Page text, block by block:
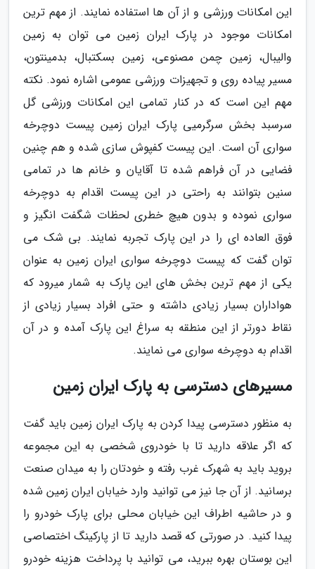
این امکانات ورزشی و از آن ها استفاده نمایند. از مهم ترین
امکانات موجود در پارک ایران زمین می توان به زمین
والیبال، زمین چمن مصنوعی، زمین بسکتبال، بدمینتون،
مسیر پیاده روی و تجهیزات ورزشی عمومی اشاره نمود. نکته
مهم این است که در کنار تمامی این امکانات ورزشی گل
سرسبد بخش سرگرمیی پارک ایران زمین پیست دوچرخه
سواری آن است. این پیست کفپوش سازی شده و هم چنین
فضایی در آن فراهم شده تا آقایان و خانم ها در تمامی
سنین بتوانند به راحتی در این پیست اقدام به دوچرخه
سواری نموده و بدون هیچ خطری لحظات شگفت انگیز و
فوق العاده ای را در این پارک تجربه نمایند. بی شک می
توان گفت که پیست دوچرخه سواری ایران زمین به عنوان
یکی از مهم ترین بخش های این پارک به شمار میرود که
هواداران بسیار زیادی داشته و حتی افراد بسیار زیادی از
نقاط دورتر از این منطقه به سراغ این پارک آمده و در آن
اقدام به دوچرخه سواری می نمایند.
مسیرهای دسترسی به پارک ایران زمین
به منظور دسترسی پیدا کردن به پارک ایران زمین باید گفت
که اگر علاقه دارید تا با خودروی شخصی به این مجموعه
بروید باید به شهرک غرب رفته و خودتان را به میدان صنعت
برسانید. از آن جا نیز می توانید وارد خیابان ایران زمین شده
و در حاشیه اطراف این خیابان محلی برای پارک خودرو را
پیدا کنید. در صورتی که قصد دارید تا از پارکینگ اختصاصی
این بوستان بهره ببرید، می توانید با پرداخت هزینه خودرو